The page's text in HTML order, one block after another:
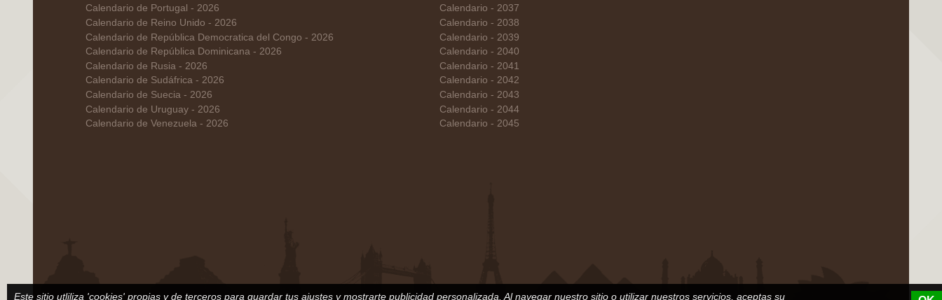
Calendario de Portugal - 2026
Calendario de Reino Unido - 2026
Calendario de República Democratica del Congo - 2026
Calendario de República Dominicana - 2026
Calendario de Rusia - 2026
Calendario de Sudáfrica - 2026
Calendario de Suecia - 2026
Calendario de Uruguay - 2026
Calendario de Venezuela - 2026
Calendario - 2037
Calendario - 2038
Calendario - 2039
Calendario - 2040
Calendario - 2041
Calendario - 2042
Calendario - 2043
Calendario - 2044
Calendario - 2045
Este sitio utliliza 'cookies' propias y de terceros para guardar tus ajustes y mostrarte publicidad personalizada. Al navegar nuestro sitio o utilizar nuestros servicios, aceptas su